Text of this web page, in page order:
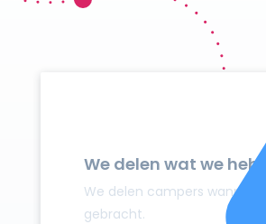
We delen wat we
We delen campers
gebracht.